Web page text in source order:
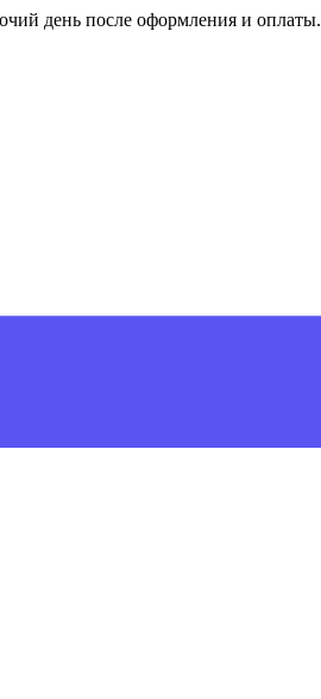
день после оформления и оплаты.